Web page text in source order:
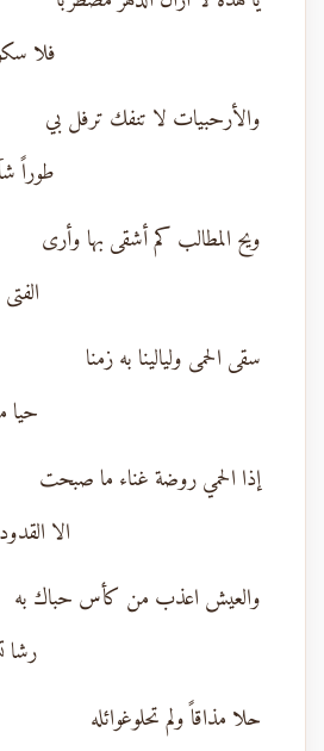
فلا
والأرحبيات لا تنفك ترفل بي
طوراً
ويح المطالب كم أشقى بها وأرى
سقى الحمى وليالينا به زمنا
حيا
إذا الحمي روضة غناء ما صبحت
الا
والعيش اعذب من كأس حباك به
رشا
حلا مذاقاً ولم تحلوغوائله